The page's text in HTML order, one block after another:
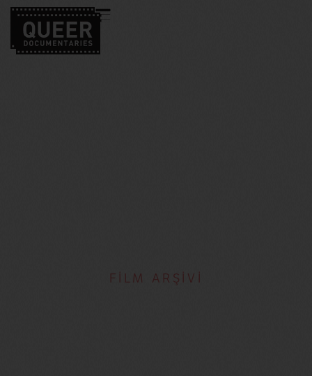
FİLM ARŞİVİ